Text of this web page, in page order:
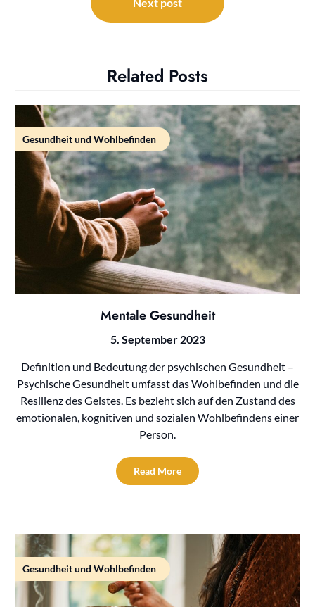
Related Posts
Gesundheit und Wohlbefinden
Mentale Gesundheit
5. September 2023
Definition und Bedeutung der psychischen Gesundheit –
Psychische Gesundheit umfasst das Wohlbefinden und die
Resilienz des Geistes. Es bezieht sich auf den Zustand des
emotionalen, kognitiven und sozialen Wohlbefindens einer
Person.
Read More
Gesundheit und Wohlbefinden